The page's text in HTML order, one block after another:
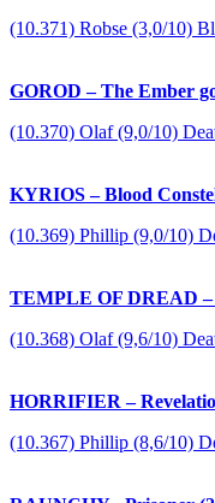
(10.371) Robse (3,0/10)
GOROD – The Ember
(10.370) Olaf (9,0/10)
KYRIOS – Blood
(10.369) Phillip (9,0/10)
TEMPLE OF DREAD –
(10.368) Olaf (9,6/10)
HORRIFIER –
(10.367) Phillip (8,6/10)